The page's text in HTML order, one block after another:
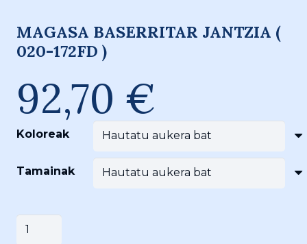
MAGASA BASERRITAR JANTZIA (
020-172FD )
92,70 €
Koloreak
Tamainak